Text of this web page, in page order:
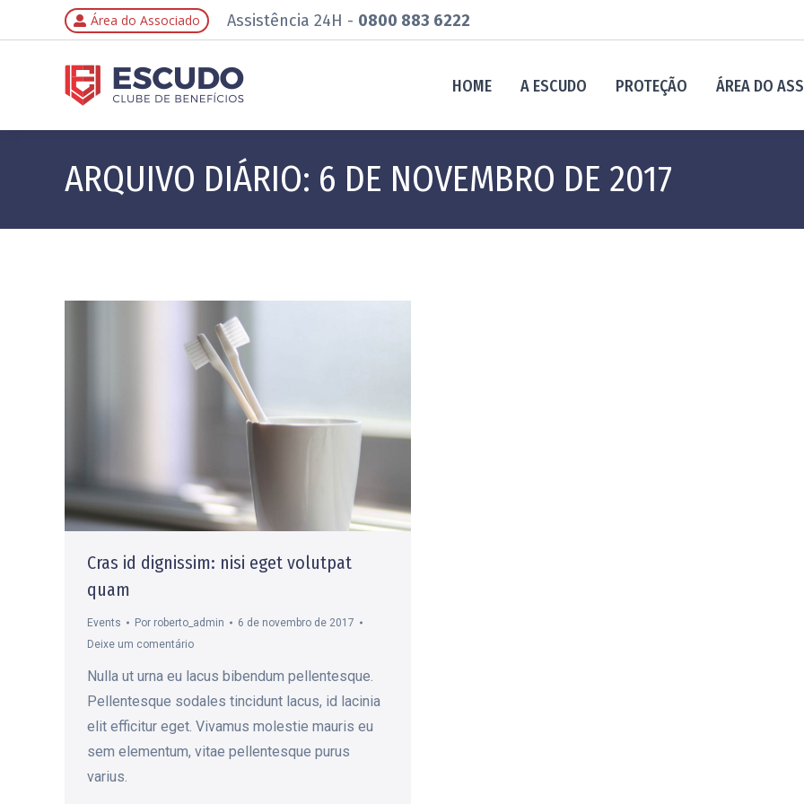
Área do Associado Assistência 24H - 0800 883 6222
HOME A ESCUDO PROTEÇÃO ÁREA DO
ARQUIVO DIÁRIO: 6 DE NOVEMBRO DE 2017
Cras id dignissim: nisi eget volutpat
quam
Events Por roberto_admin
6 de novembro de 2017
Deixe um comentário
Nulla ut urna eu lacus bibendum pellentesque.
Pellentesque sodales tincidunt lacus, id lacinia
elit efficitur eget. Vivamus molestie mauris eu
sem elementum, vitae pellentesque purus
varius.